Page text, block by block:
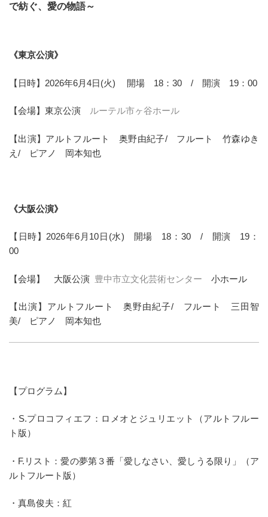
で紡ぐ、愛の物語～
《東京公演》
【日時】2026年6月4日(火) 開場 18：30 / 開演 19：00
【会場】東京公演 ルーテル市ヶ谷ホール
【出演】アルトフルート 奥野由紀子/ フルート 竹森ゆき
え/ ピアノ 岡本知也
《大阪公演》
【日時】2026年6月10日(水) 開場 18：30 / 開演 19：
00
【会場】 大阪公演 豊中市立文化芸術センター 小ホール
【出演】アルトフルート 奥野由紀子/ フルート 三田智
美/ ピアノ 岡本知也
【プログラム】
・S.プロコフィエフ：ロメオとジュリエット（アルトフルー
ト版）
・F.リスト：愛の夢第３番「愛しなさい、愛しうる限り」（ア
ルトフルート版）
・真島俊夫：紅